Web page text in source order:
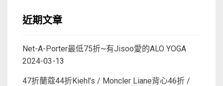
近期文章
Net-A-Porter最低75折~有Jisoo愛的ALO YOGA
2024-03-13
47折蘭蔻44折Kiehl’s / Moncler Liane背心46折 /